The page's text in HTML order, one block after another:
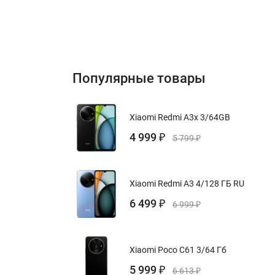
Популярные товары
Xiaomi Redmi A3x 3/64GB
4 999 ₽ 5 799₽
Xiaomi Redmi A3 4/128 ГБ RU
6 499 ₽ 6 999₽
Xiaomi Poco C61 3/64 Гб
5 999 ₽ 6 613₽